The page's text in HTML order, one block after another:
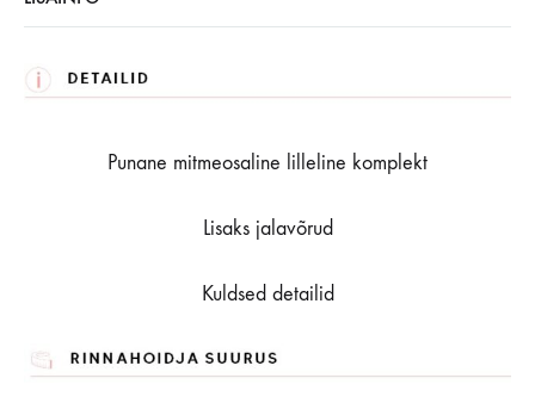
Punane mitmeosaline lilleline komplekt
Lisaks jalavõrud
Kuldsed detailid